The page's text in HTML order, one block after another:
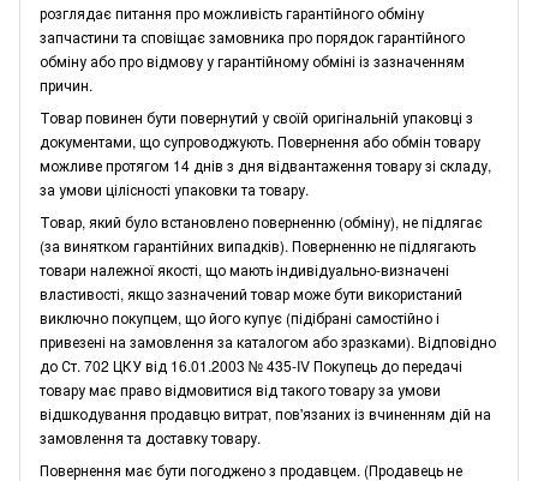
розглядає питання про можливість гарантійного обміну
запчастини та сповіщає замовника про порядок гарантійного
обміну або про відмову у гарантійному обміні із зазначенням
причин.
Товар повинен бути повернутий у своїй оригінальній упаковці з
документами, що супроводжують. Повернення або обмін товару
можливе протягом 14 днів з дня відвантаження товару зі складу,
за умови цілісності упаковки та товару.
Товар, який було встановлено поверненню (обміну), не підлягає
(за винятком гарантійних випадків). Поверненню не підлягають
товари належної якості, що мають індивідуально-визначені
властивості, якщо зазначений товар може бути використаний
виключно покупцем, що його купує (підібрані самостійно і
привезені на замовлення за каталогом або зразками). Відповідно
до Ст. 702 ЦКУ від 16.01.2003 № 435-IV Покупець до передачі
товару має право відмовитися від такого товару за умови
відшкодування продавцю витрат, пов'язаних із вчиненням дій на
замовлення та доставку товару.
Повернення має бути погоджено з продавцем. (Продавець не